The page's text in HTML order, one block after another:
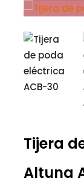
Tijera
Altuna